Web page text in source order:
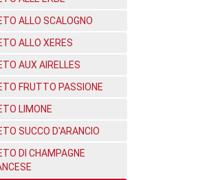
ALLO SCALOGNO
ALLO XERES
AUX AIRELLES
FRUTTO PASSIONE
LIMONE
SUCCO D'ARANCIO
DI CHAMPAGNE